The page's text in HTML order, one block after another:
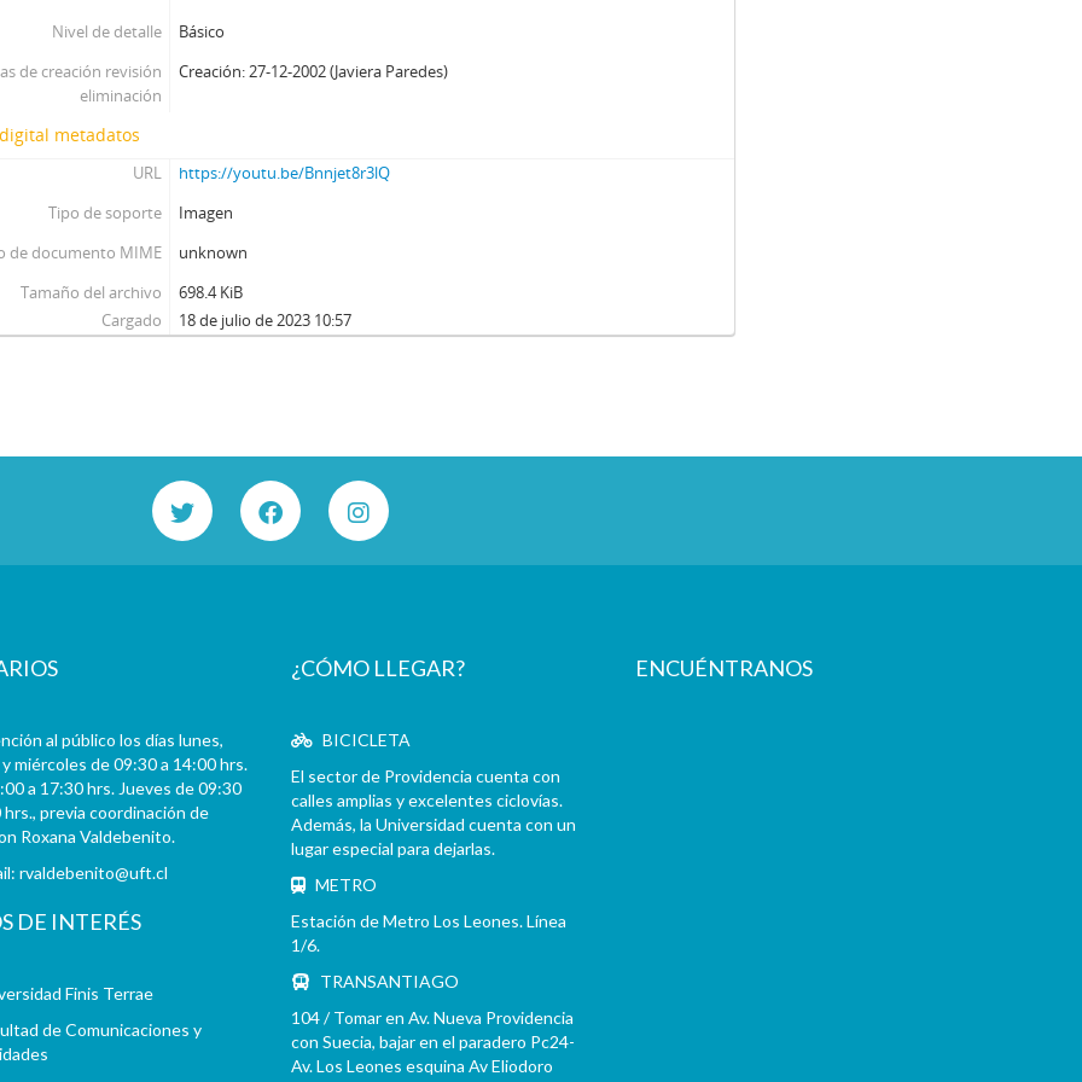
Nivel de detalle
Básico
de creación revisión
eliminación
Creación: 27-12-2002 (Javiera Paredes)
metadatos
URL
https://youtu.be/Bnnjet8r3lQ
Tipo de soporte
Imagen
de documento MIME
unknown
Tamaño del archivo
698.4 KiB
Cargado
18 de julio de 2023 10:57
al público los días lunes,
miércoles de 09:30 a 14:00 hrs.
a 17:30 hrs. Jueves de 09:30
hrs., previa coordinación de
Roxana Valdebenito.
rvaldebenito@uft.cl
DE INTERÉS
Finis Terrae
de Comunicaciones y
¿CÓMO LLEGAR?
BICICLETA
El sector de Providencia cuenta con
calles amplias y excelentes ciclovías.
Además, la Universidad cuenta con un
lugar especial para dejarlas.
METRO
Estación de Metro Los Leones. Línea
1/6.
TRANSANTIAGO
104 / Tomar en Av. Nueva Providencia
con Suecia, bajar en el paradero Pc24-
Av. Los Leones esquina Av Eliodoro
ENCUÉNTRANOS